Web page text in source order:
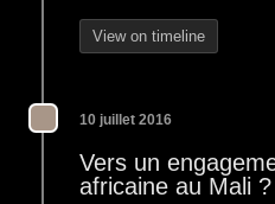
View on timeline
10 juillet 2016
Vers un
africaine au Mali ?